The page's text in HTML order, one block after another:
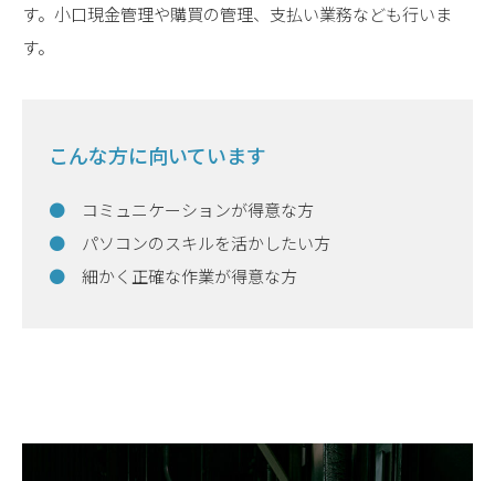
す。小口現金管理や購買の管理、支払い業務なども行いま
す。
こんな方に向いています
コミュニケーションが得意な方
パソコンのスキルを活かしたい方
細かく正確な作業が得意な方